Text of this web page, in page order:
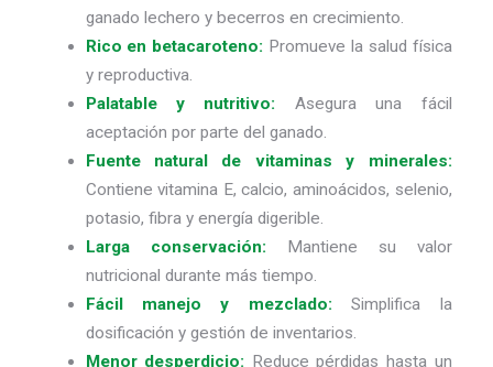
ganado lechero y becerros en crecimiento.
Rico en betacaroteno: Promueve la salud física
y reproductiva.
Palatable y nutritivo:
Asegura una fácil
aceptación por parte del ganado.
Fuente natural de vitaminas y minerales:
Contiene vitamina E, calcio, aminoácidos, selenio,
potasio, fibra y energía digerible.
Larga conservación: Mantiene su valor
nutricional durante más tiempo.
Fácil manejo y mezclado:
Simplifica la
dosificación y gestión de inventarios.
Menor desperdicio: Reduce pérdidas hasta un